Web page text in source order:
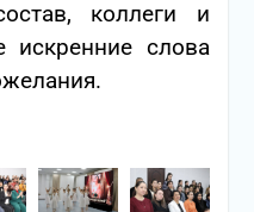
коллеги и
искренние слова